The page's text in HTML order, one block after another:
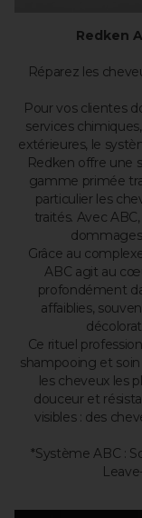
Redken
Réparez les
Pour vos clientes
services
extérieures, le
Redken offre une
gamme primée
particulier les
traités. Avec
dommages
Grâce au
ABC agit au
profondément
affaiblies,
Ce rituel
shampooing et
les cheveux les
douceur et
visibles : des
*Système ABC :